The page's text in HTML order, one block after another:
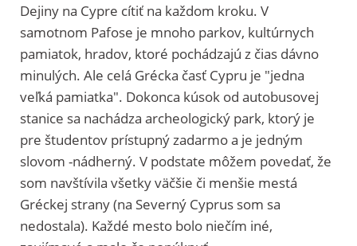
Dejiny na Cypre cítiť na každom kroku. V
samotnom Pafose je mnoho parkov, kultúrnych
pamiatok, hradov, ktoré pochádzajú z čias dávno
minulých. Ale celá Grécka časť Cypru je "jedna
veľká pamiatka". Dokonca kúsok od autobusovej
stanice sa nachádza archeologický park, ktorý je
pre študentov prístupný zadarmo a je jedným
slovom -nádherný. V podstate môžem povedať, že
som navštívila všetky väčšie či menšie mestá
Gréckej strany (na Severný Cyprus som sa
nedostala). Každé mesto bolo niečím iné,